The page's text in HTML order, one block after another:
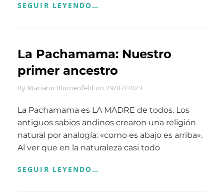
SEGUIR LEYENDO…
La Pachamama: Nuestro
primer ancestro
By Byline
Mariano Blumenfeld on29/07/2023
La Pachamama es LA MADRE de todos. Los
antiguos sabios andinos crearon una religión
natural por analogía: «como es abajo es arriba».
Al ver que en la naturaleza casi todo
SEGUIR LEYENDO…